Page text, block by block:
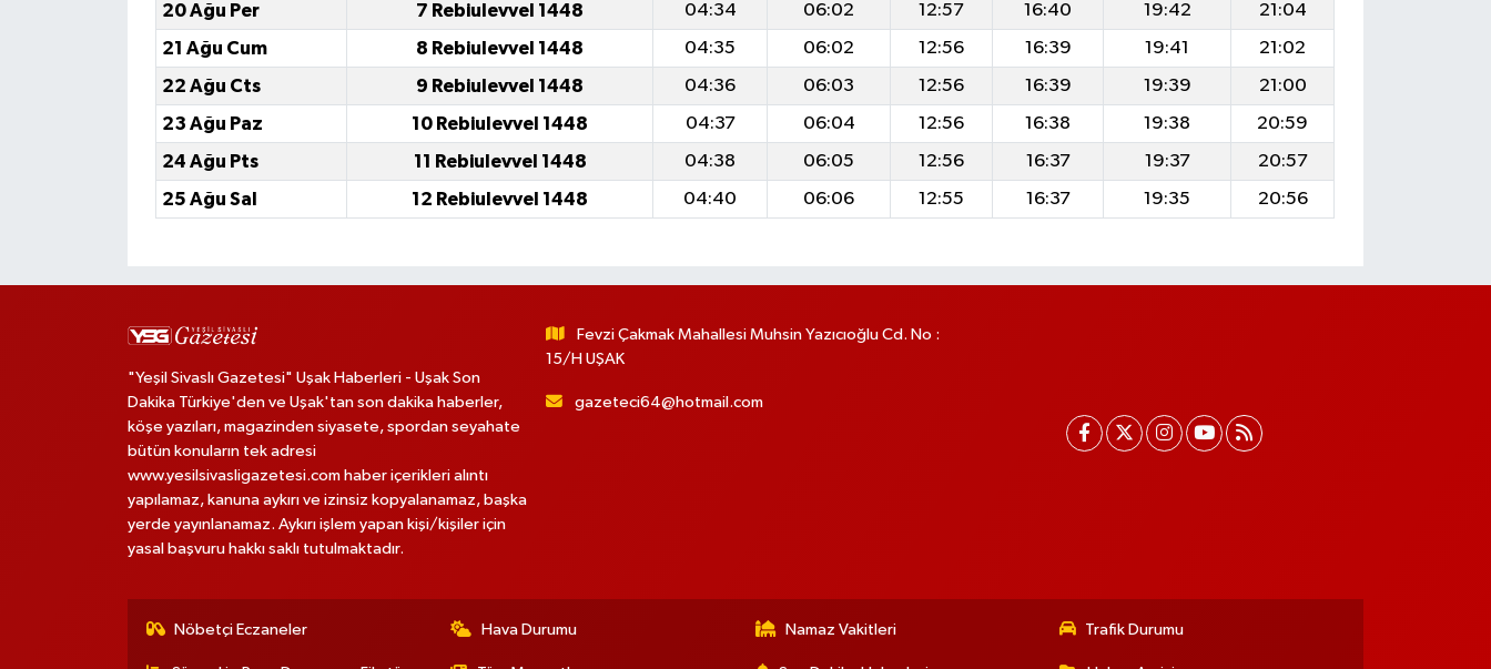
20 Ağu Per
7 Rebiulevvel 1448 04:34 06:02 12:57 16:40 19:42
21:04
21 Ağu Cum
8 Rebiulevvel 1448 04:35 06:02 12:56 16:39 19:41
21:02
22 Ağu Cts
9 Rebiulevvel 1448 04:36 06:03 12:56 16:39 19:39
21:00
23 Ağu Paz
10 Rebiulevvel 1448 04:37 06:04 12:56 16:38 19:38
20:59
24 Ağu Pts
11 Rebiulevvel 1448 04:38 06:05 12:56 16:37 19:37
20:57
25 Ağu Sal
12 Rebiulevvel 1448 04:40 06:06 12:55 16:37 19:35 20:56
"Yeşil Sivaslı Gazetesi" Uşak Haberleri - Uşak Son
Dakika Türkiye'den ve Uşak'tan son dakika haberler,
köşe yazıları, magazinden siyasete, spordan seyahate
bütün konuların tek adresi
www.yesilsivasligazetesi.com haber içerikleri alıntı
yapılamaz, kanuna aykırı ve izinsiz kopyalanamaz, başka
yerde yayınlanamaz. Aykırı işlem yapan kişi/kişiler için
yasal başvuru hakkı saklı tutulmaktadır.
Fevzi Çakmak Mahallesi Muhsin Yazıcıoğlu Cd. No :
15/H UŞAK
gazeteci64@hotmail.com
Nöbetçi Eczaneler Hava Durumu Namaz Vakitleri Trafik Durumu